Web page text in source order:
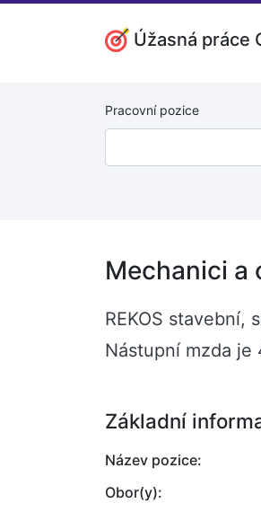
Úžasná práce
Pracovní pozice
Mechanici a
REKOS stavební,
Nástupní mzda
Základní
Název pozice:
Obor(y):